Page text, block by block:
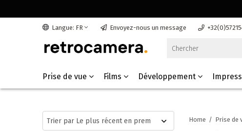
Langue: FR Envoyez-nous un message
Prise de vue Films Développement
Home / Prise de